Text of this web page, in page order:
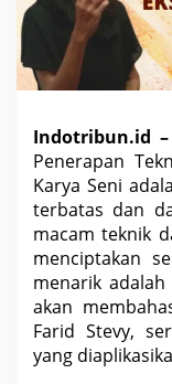
P
a
n
T
e
k
n
d
a
n
E
k
s
p
l
o
Indotribun.id
Penerapan
Karya Seni
terbatas dan
macam teknik
menciptakan
menarik
akan
Farid Stevy,
yang